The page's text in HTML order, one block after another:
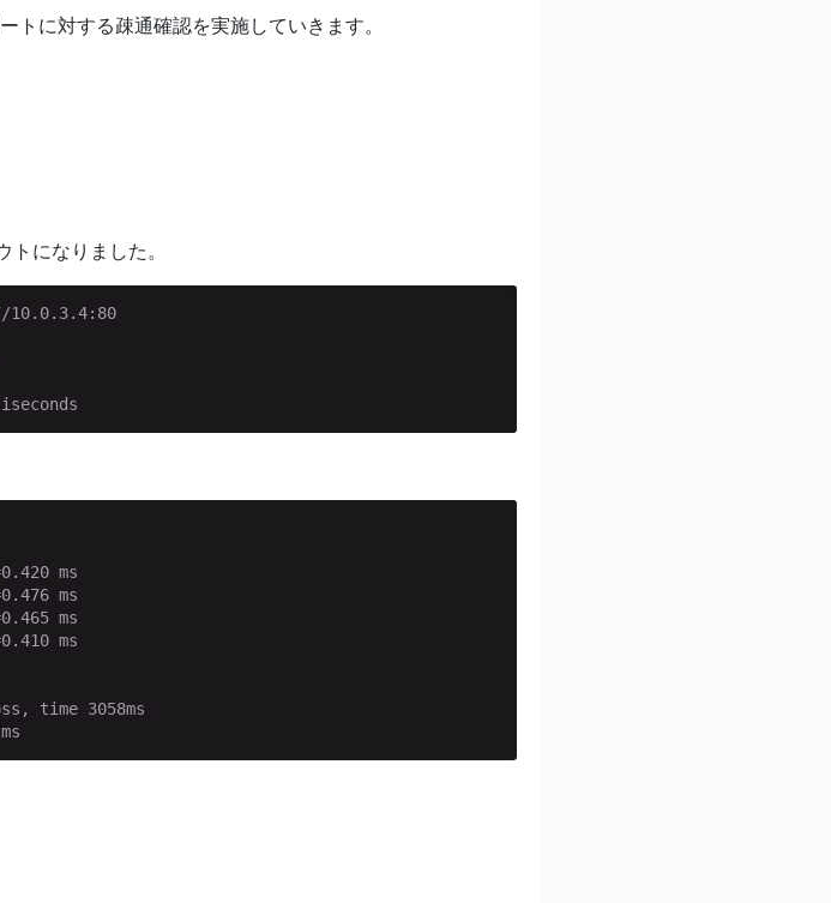
トに対する疎通確認を実施していきます。
になりました。
10.0.3.4:80
ms
ms
ms
ms
time 3058ms